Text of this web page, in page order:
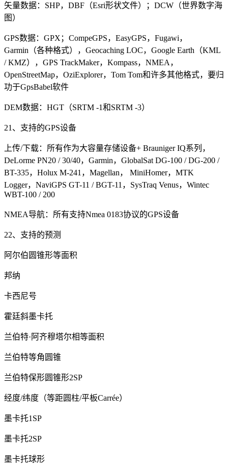
矢量数据：SHP，DBF（Esri形状文件）；DCW（世界数字海
图）
GPS数据：GPX；CompeGPS，EasyGPS，Fugawi，
Garmin（各种格式），Geocaching LOC，Google Earth（KML
/ KMZ），GPS TrackMaker，Kompass，NMEA，
OpenStreetMap，OziExplorer，Tom Tom和许多其他格式，要归
功于GpsBabel软件
DEM数据：HGT（SRTM -1和SRTM -3）
21、支持的GPS设备
上传/下载：所有作为大容量存储设备+ Brauniger IQ系列，
DeLorme PN20 / 30/40，Garmin，GlobalSat DG-100 / DG-200 /
BT-335，Holux M-241，Magellan， MiniHomer，MTK
Logger，NaviGPS GT-11 / BGT-11，SysTraq Venus，Wintec
WBT-100 / 200
NMEA导航：所有支持Nmea 0183协议的GPS设备
22、支持的预测
阿尔伯圆锥形等面积
邦纳
卡西尼号
霍廷斜墨卡托
兰伯特·阿齐穆塔尔相等面积
兰伯特等角圆锥
兰伯特保形圆锥形2SP
经度/纬度（等距圆柱/平板Carrée）
墨卡托1SP
墨卡托2SP
墨卡托球形